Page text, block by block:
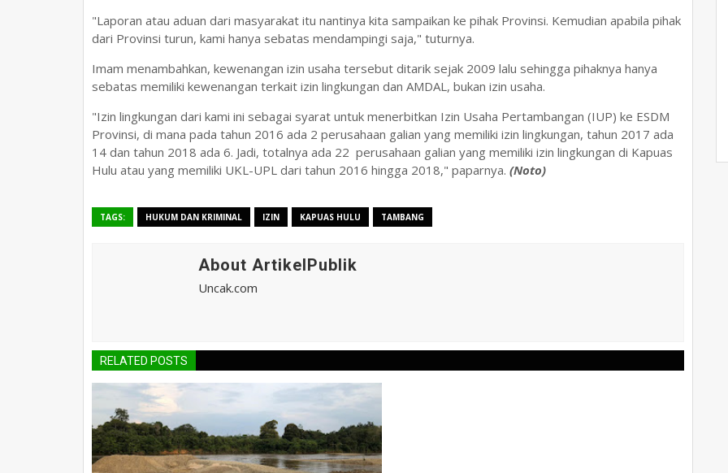
"Laporan atau aduan dari masyarakat itu nantinya kita sampaikan ke pihak Provinsi. Kemudian apabila pihak
dari Provinsi turun, kami hanya sebatas mendampingi saja," tuturnya.
Imam menambahkan, kewenangan izin usaha tersebut ditarik sejak 2009 lalu sehingga pihaknya hanya
sebatas memiliki kewenangan terkait izin lingkungan dan AMDAL, bukan izin usaha.
"Izin lingkungan dari kami ini sebagai syarat untuk menerbitkan Izin Usaha Pertambangan (IUP) ke ESDM
Provinsi, di mana pada tahun 2016 ada 2 perusahaan galian yang memiliki izin lingkungan, tahun 2017 ada
14 dan tahun 2018 ada 6. Jadi, totalnya ada 22 perusahaan galian yang memiliki izin lingkungan di Kapuas
Hulu atau yang memiliki UKL-UPL dari tahun 2016 hingga 2018," paparnya. (Noto)
TAGS: HUKUM DAN KRIMINAL IZIN KAPUAS HULU TAMBANG
About ArtikelPublik
Uncak.com
RELATED POSTS